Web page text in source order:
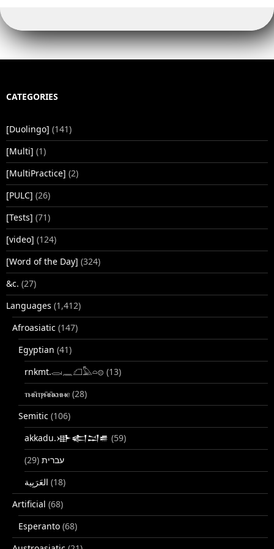
CATEGORIES
[Duolingo] (141)
[Multi] (1)
[MultiPractice] (2)
[PULC] (26)
[Tests] (71)
[video] (124)
[Word of the Day] (324)
&c. (27)
Languages (1,412)
Afroasiatic (147)
Egyptian (41)
rnkmt.𓂋𓏺𓈖𓆎𓅓𓏏𓊖 (13)
ⲧⲙⲛ̄ⲧⲣⲙ̄ⲛ̄ⲕⲏⲙⲉ (28)
Semitic (106)
akkadu.𒀝𒅗𒁺𒌑 (59)
עברית (29)
(18)
Artificial (68)
Esperanto (68)